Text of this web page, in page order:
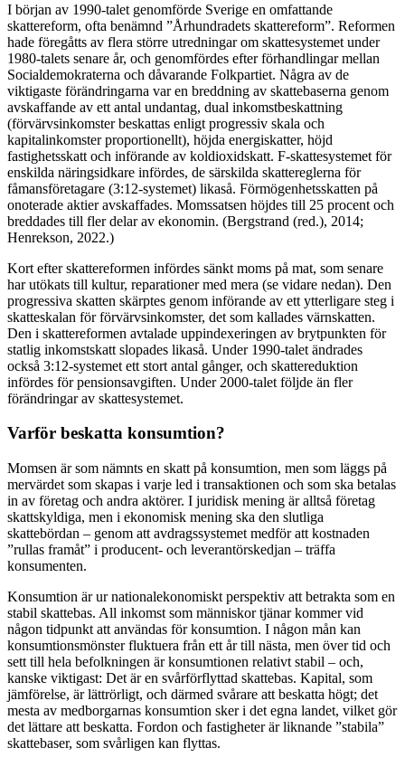
I början av 1990-talet genomförde Sverige en omfattande
skattereform, ofta benämnd ”Århundradets skattereform”. Reformen
hade föregåtts av flera större utredningar om skattesystemet under
1980-talets senare år, och genomfördes efter förhandlingar mellan
Socialdemokraterna och dåvarande Folkpartiet. Några av de
viktigaste förändringarna var en breddning av skattebaserna genom
avskaffande av ett antal undantag, dual inkomstbeskattning
(förvärvsinkomster beskattas enligt progressiv skala och
kapitalinkomster proportionellt), höjda energiskatter, höjd
fastighetsskatt och införande av koldioxidskatt. F-skattesystemet för
enskilda näringsidkare infördes, de särskilda skattereglerna för
fåmansföretagare (3:12-systemet) likaså. Förmögenhetsskatten på
onoterade aktier avskaffades. Momssatsen höjdes till 25 procent och
breddades till fler delar av ekonomin. (Bergstrand (red.), 2014;
Henrekson, 2022.)
Kort efter skattereformen infördes sänkt moms på mat, som senare
har utökats till kultur, reparationer med mera (se vidare nedan). Den
progressiva skatten skärptes genom införande av ett ytterligare steg i
skatteskalan för förvärvsinkomster, det som kallades värnskatten.
Den i skattereformen avtalade uppindexeringen av brytpunkten för
statlig inkomstskatt slopades likaså. Under 1990-talet ändrades
också 3:12-systemet ett stort antal gånger, och skattereduktion
infördes för pensionsavgiften. Under 2000-talet följde än fler
förändringar av skattesystemet.
Varför beskatta konsumtion?
Momsen är som nämnts en skatt på konsumtion, men som läggs på
mervärdet som skapas i varje led i transaktionen och som ska betalas
in av företag och andra aktörer. I juridisk mening är alltså företag
skattskyldiga, men i ekonomisk mening ska den slutliga
skattebördan – genom att avdragssystemet medför att kostnaden
”rullas framåt” i producent- och leverantörskedjan – träffa
konsumenten.
Konsumtion är ur nationalekonomiskt perspektiv att betrakta som en
stabil skattebas. All inkomst som människor tjänar kommer vid
någon tidpunkt att användas för konsumtion. I någon mån kan
konsumtionsmönster fluktuera från ett år till nästa, men över tid och
sett till hela befolkningen är konsumtionen relativt stabil – och,
kanske viktigast: Det är en svårförflyttad skattebas. Kapital, som
jämförelse, är lättrörligt, och därmed svårare att beskatta högt; det
mesta av medborgarnas konsumtion sker i det egna landet, vilket gör
det lättare att beskatta. Fordon och fastigheter är liknande ”stabila”
skattebaser, som svårligen kan flyttas.